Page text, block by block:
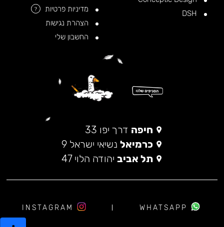
מדיניות פרטיות
?
הצהרת נגישות
החשבון שלי
חיפה דרך יפו 33
כרמיאל נשיאי ישראל 9
תל אביב יהודה הלוי 47
WHATSAPP
INSTAGRAM